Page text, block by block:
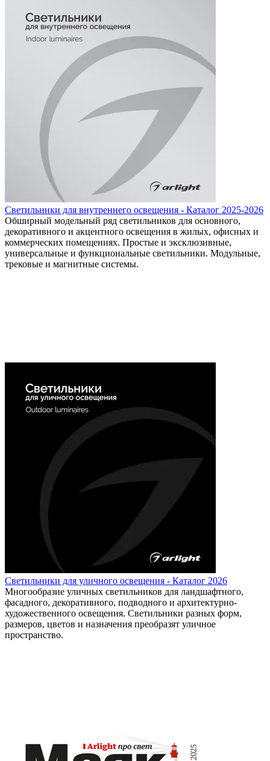
Светильники для внутреннего освещения - Каталог 2025-2026
Обширный модельный ряд светильников для основного,
декоративного и акцентного освещения в жилых, офисных и
коммерческих помещениях. Простые и эксклюзивные,
универсальные и функциональные светильники. Модульные,
трековые и магнитные системы.
Светильники для уличного освещения - Каталог 2026
Многообразие уличных светильников для ландшафтного,
фасадного, декоративного, подводного и архитектурно-
художественного освещения. Светильники разных форм,
размеров, цветов и назначения преобразят уличное
пространство.